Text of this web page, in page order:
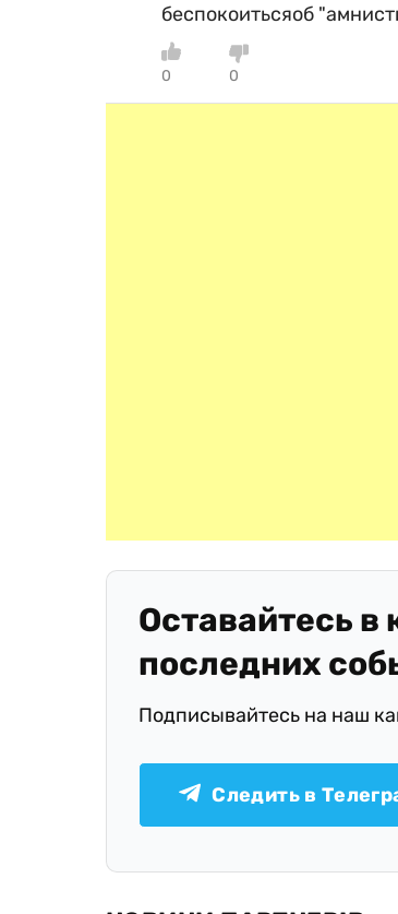
беспокоитьсяоб
0 0
Оставайтесь в
последних
Подписывайтесь на наш
Следить в